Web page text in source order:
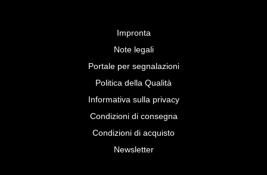
Impronta
Note legali
Portale per segnalazioni
Politica della Qualità
Informativa sulla privacy
Condizioni di consegna
Condizioni di acquisto
Newsletter